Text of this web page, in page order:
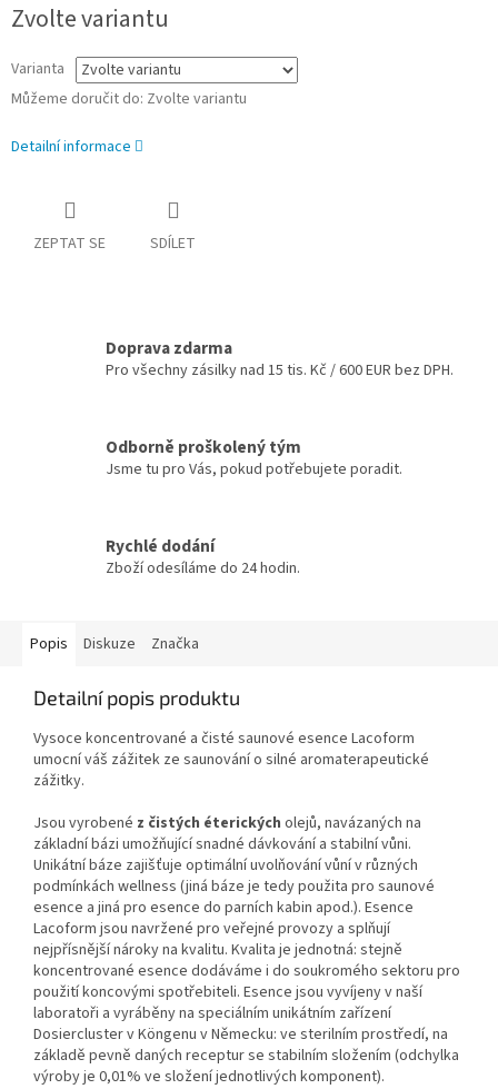
Zvolte variantu
Varianta
Můžeme doručit do: Zvolte variantu
Detailní informace
ZEPTAT SE SDÍLET
Doprava zdarma
Pro všechny zásilky nad 15 tis. Kč / 600 EUR bez DPH.
Odborně proškolený tým
Jsme tu pro Vás, pokud potřebujete poradit.
Rychlé dodání
Zboží odesíláme do 24 hodin.
Popis Diskuze Značka
Detailní popis produktu
Vysoce koncentrované a čisté saunové esence Lacoform
umocní váš zážitek ze saunování o silné aromaterapeutické
zážitky.
Jsou vyrobené z čistých éterických olejů, navázaných na
základní bázi umožňující snadné dávkování a stabilní vůni.
Unikátní báze zajišťuje optimální uvolňování vůní v různých
podmínkách wellness (jiná báze je tedy použita pro saunové
esence a jiná pro esence do parních kabin apod.). Esence
Lacoform jsou navržené pro veřejné provozy a splňují
nejpřísnější nároky na kvalitu. Kvalita je jednotná: stejně
koncentrované esence dodáváme i do soukromého sektoru pro
použití koncovými spotřebiteli. Esence jsou vyvíjeny v naší
laboratoři a vyráběny na speciálním unikátním zařízení
Dosiercluster v Köngenu v Německu: ve sterilním prostředí, na
základě pevně daných receptur se stabilním složením (odchylka
výroby je 0,01% ve složení jednotlivých komponent).